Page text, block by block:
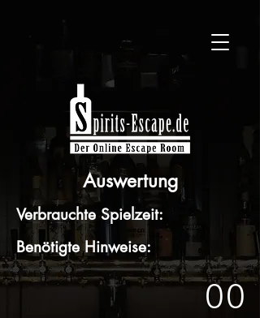
Auswertung
Verbrauchte Spielzeit:
Benötigte Hinweise:
00